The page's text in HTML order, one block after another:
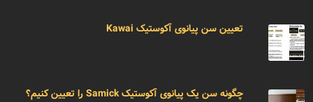
تعیین سن پیانوی آکوستیک Kawai
چگونه سن یک پیانوی آکوستیک Samick را تعیین کنیم؟